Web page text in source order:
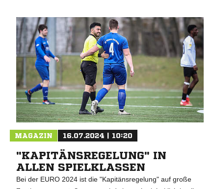
MAGAZIN 16.07.2024 | 10:20
"KAPITÄNSREGELUNG" IN
ALLEN SPIELKLASSEN
Bei der EURO 2024 ist die "Kapitänsregelung" auf große